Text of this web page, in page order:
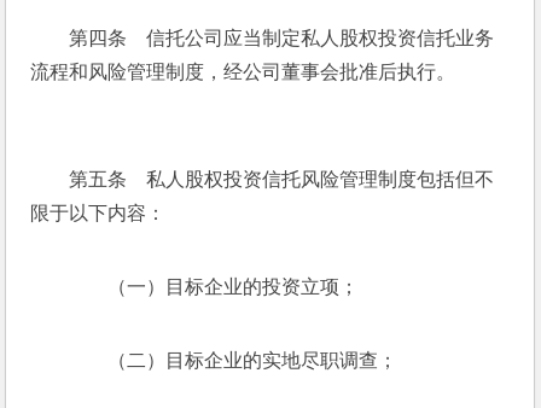
第四条　信托公司应当制定私人股权投资信托业务
流程和风险管理制度，经公司董事会批准后执行。
第五条　私人股权投资信托风险管理制度包括但不
限于以下内容：
（一）目标企业的投资立项；
（二）目标企业的实地尽职调查；